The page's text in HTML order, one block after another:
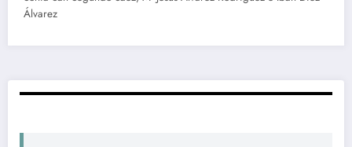
Álvarez